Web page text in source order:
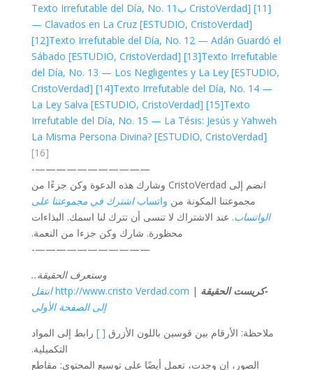
CristoVerdad] [11] ب
Texto Irrefutable del Día, No. 11
— Clavados en La Cruz [ESTUDIO, CristoVerdad]
[12]Texto Irrefutable del Día, No. 12 — Adán Guardó el
Sábado [ESTUDIO, CristoVerdad] [13]Texto Irrefutable
del Día, No. 13 — Los Negligentes y La Ley [ESTUDIO,
CristoVerdad] [14]Texto Irrefutable del Día, No. 14 —
La Ley Salva [ESTUDIO, CristoVerdad] [15]Texto
Irrefutable del Día, No. 15 — La Tésis: Jesús y Yahweh
La Misma Persona Divina? [ESTUDIO, CristoVerdad]
[16]
———————————-
انضم إلى CristoVerdad وشارك هذه الدعوة وكن جزءًا من
مجموعتنا المكونة من واتساباشترك في مجموعتنا على
الواتساب. عند الاشتراك لا تنسى أن تترك لنا اسمك. البذاءات
محظورة. شارك وكن جزءا من النعمة.
———————————-
وستعرف الحقيقة..
-كريست الحقيقة |
http://www.cristo Verdad.com انتقل
إلى الصفحة الأولى
ملاحظة: الأرقام بين قوسين باللون الأزرق [ ] رابط إلى المواد
التكميلية.
الصور، إن وجدت، تعمل أيضًا على توسيع المحتوى: مقاطع